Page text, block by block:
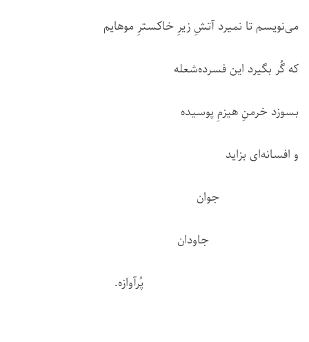
می‌نویسم تا نمیرد آتشِ زیرِ خاکسترِ موهایم
که گُر بگیرد این فسرده‌شعله
بسوزد خرمنِ هیزمِ پوسیده‌
و افسانه‌‌ای بزاید
جوان
جاودان
پُرآوازه.